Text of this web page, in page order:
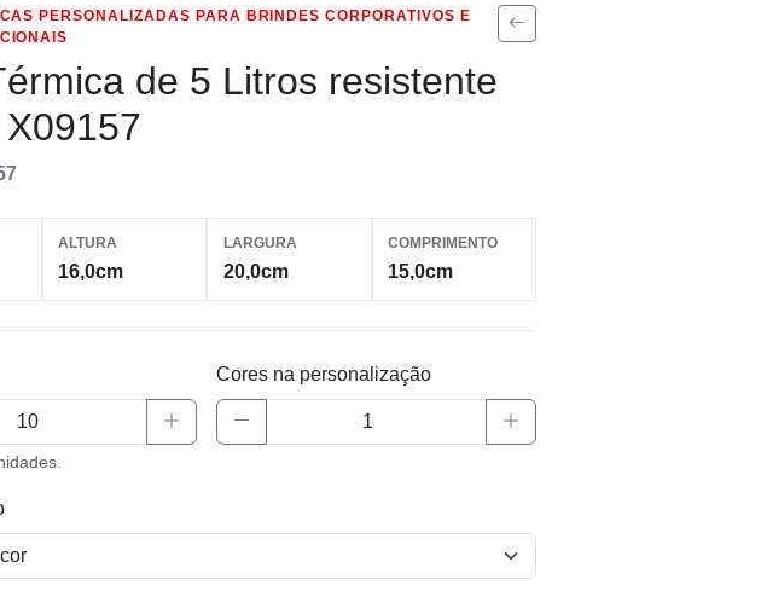
PERSONALIZADAS PARA BRINDES CORPORATIVOS E
de 5 Litros resistente
ALTURA
16,0cm
LARGURA
20,0cm
COMPRIMENTO
15,0cm
Cores na personalização